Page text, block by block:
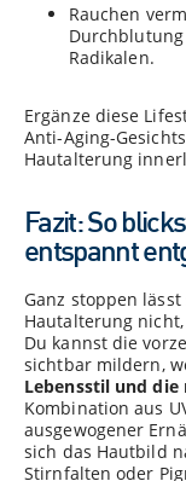
Rauchen
Radikalen.
Ergänze diese
Anti-Aging-
Hautalterung
Fazit: So
entspannt
Ganz stoppen
Hautalterung
Du kannst die
sichtbar mildern,
Lebensstil und die
Kombination aus
ausgewogener
sich das Hautbild
Stirnfalten oder